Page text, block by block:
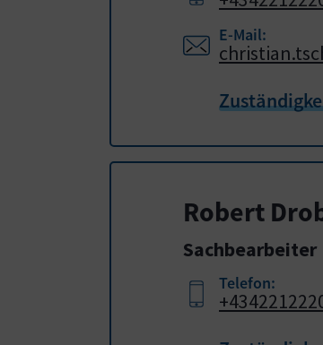
E-Mail:
Robert
Sachbearbeiter
Telefon: